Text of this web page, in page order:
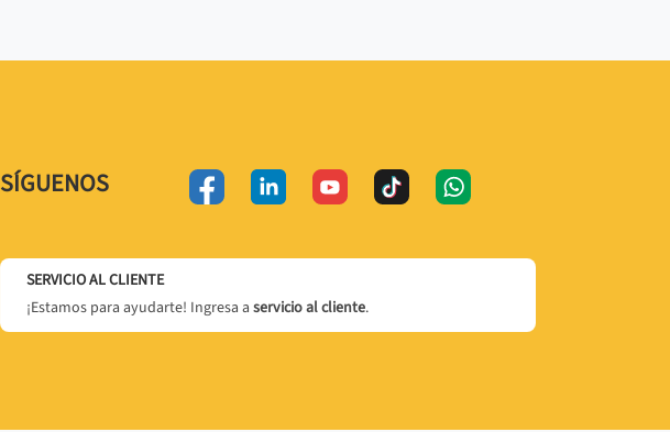
SÍGUENOS
SERVICIO AL CLIENTE
¡Estamos para ayudarte! Ingresa a servicio al cliente.